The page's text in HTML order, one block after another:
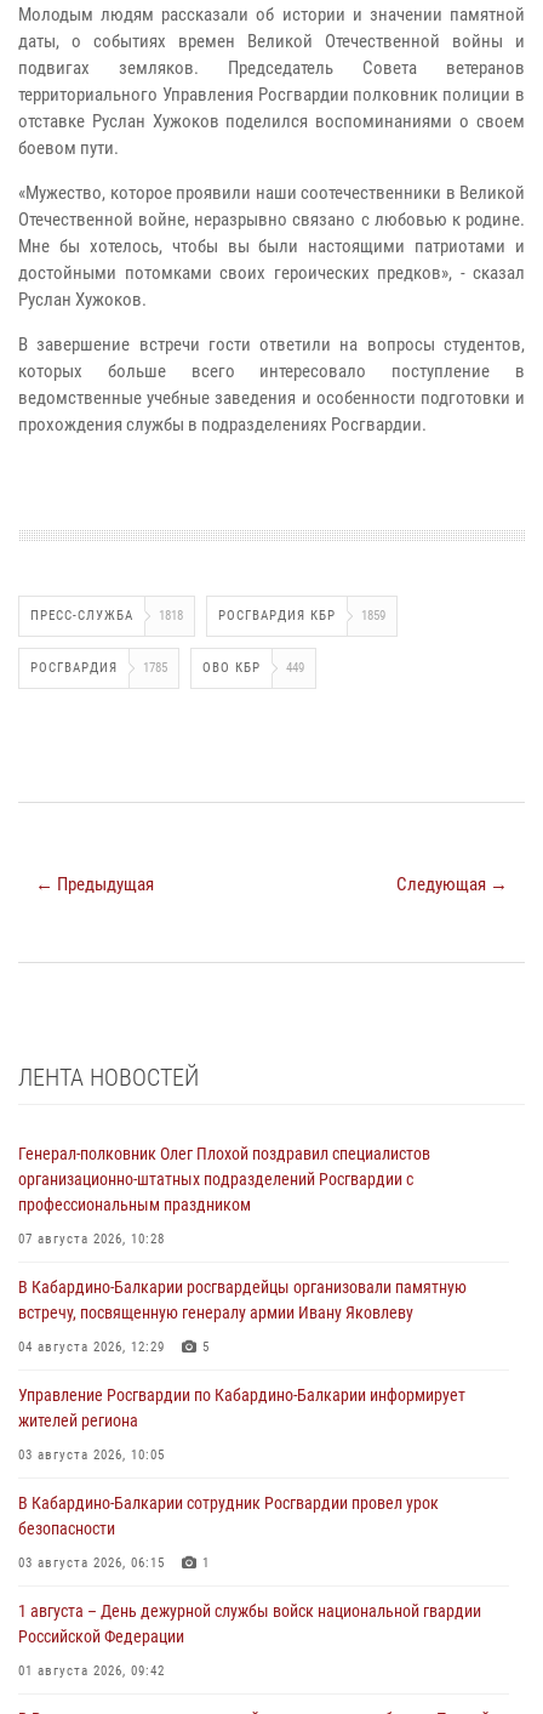
Молодым людям рассказали об истории и значении памятной
даты, о событиях времен Великой Отечественной войны и
подвигах земляков. Председатель Совета ветеранов
территориального Управления Росгвардии полковник полиции в
отставке Руслан Хужоков поделился воспоминаниями о своем
боевом пути.
«Мужество, которое проявили наши соотечественники в Великой
Отечественной войне, неразрывно связано с любовью к родине.
Мне бы хотелось, чтобы вы были настоящими патриотами и
достойными потомками своих героических предков», - сказал
Руслан Хужоков.
В завершение встречи гости ответили на вопросы студентов,
которых больше всего интересовало поступление в
ведомственные учебные заведения и особенности подготовки и
прохождения службы в подразделениях Росгвардии.
ПРЕСС-СЛУЖБА 1818 РОСГВАРДИЯ КБР 1859
РОСГВАРДИЯ 1785 ОВО КБР 449
← Предыдущая Следующая →
ЛЕНТА НОВОСТЕЙ
Генерал-полковник Олег Плохой поздравил специалистов
организационно-штатных подразделений Росгвардии с
профессиональным праздником
07 августа 2026, 10:28
В Кабардино-Балкарии росгвардейцы организовали памятную
встречу, посвященную генералу армии Ивану Яковлеву
04 августа 2026, 12:29 5
Управление Росгвардии по Кабардино-Балкарии информирует
жителей региона
03 августа 2026, 10:05
В Кабардино‑Балкарии сотрудник Росгвардии провел урок
безопасности
03 августа 2026, 06:15 1
1 августа – День дежурной службы войск национальной гвардии
Российской Федерации
01 августа 2026, 09:42